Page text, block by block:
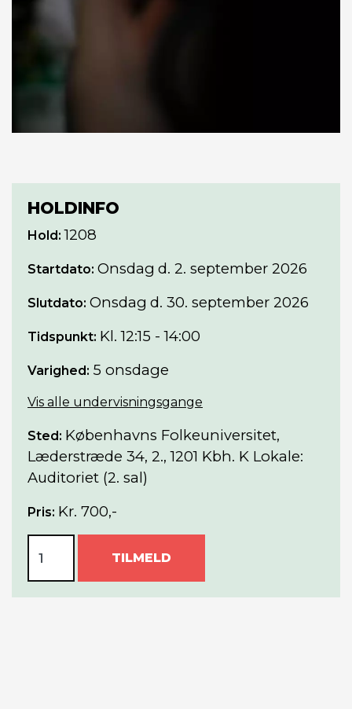
HOLDINFO
Hold: 1208
Startdato: Onsdag d. 2. september 2026
Slutdato: Onsdag d. 30. september 2026
Tidspunkt: Kl. 12:15 - 14:00
Varighed: 5 onsdage
Vis alle undervisningsgange
Sted: Københavns Folkeuniversitet,
Læderstræde 34, 2., 1201 Kbh. K Lokale:
Auditoriet (2. sal)
Pris: Kr. 700,-
TILMELD